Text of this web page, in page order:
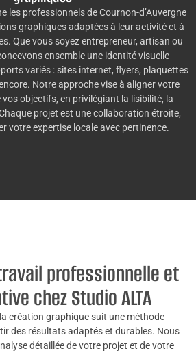
les professionnels de Cournon-d’Auvergne
graphiques adaptées à leur activité et à
Que vous soyez entrepreneur, artisan ou
ensemble une identité visuelle
variés : sites internet, flyers, plaquettes
Notre approche vise à aligner votre
objectifs, en privilégiant la lisibilité, la
projet est une collaboration étroite,
votre expertise locale avec pertinence.
professionnelle et
chez Studio ALTA
création graphique suit une méthode
des résultats adaptés et durables. Nous
détaillée de votre projet et de votre